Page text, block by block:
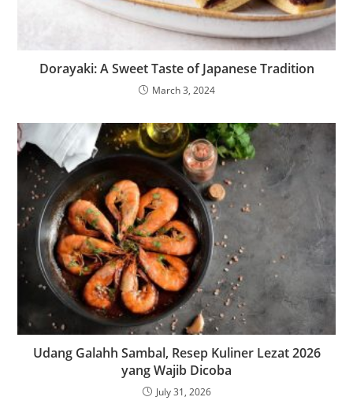
Dorayaki: A Sweet Taste of Japanese Tradition
March 3, 2024
Udang Galahh Sambal, Resep Kuliner Lezat 2026
yang Wajib Dicoba
July 31, 2026